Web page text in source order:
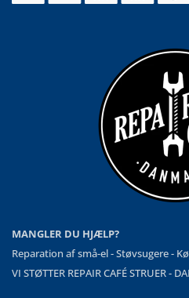
MANGLER DU HJÆLP?
Reparation af små-el - Støvsugere -
VI STØTTER REPAIR CAFÉ STRUER -